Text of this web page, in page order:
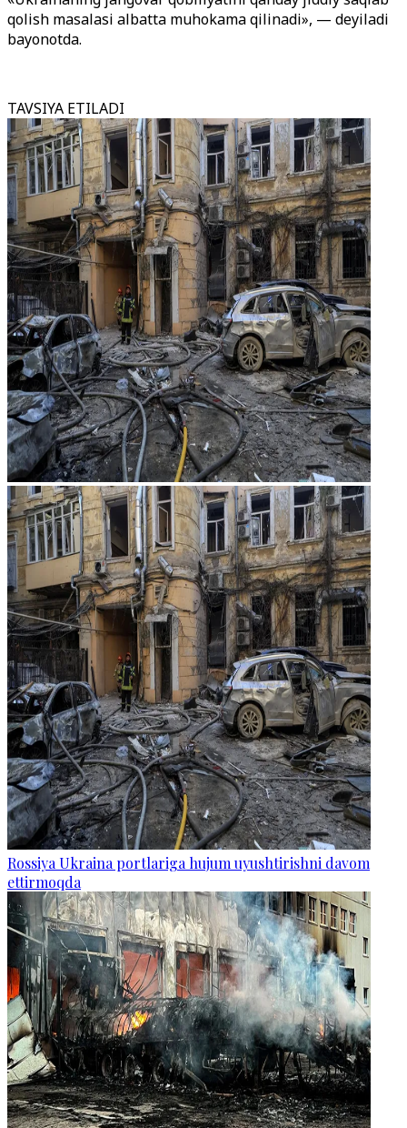
qolish masalasi albatta muhokama qilinadi», — deyiladi
bayonotda.
TAVSIYA ETILADI
Rossiya Ukraina portlariga hujum uyushtirishni davom
ettirmoqda